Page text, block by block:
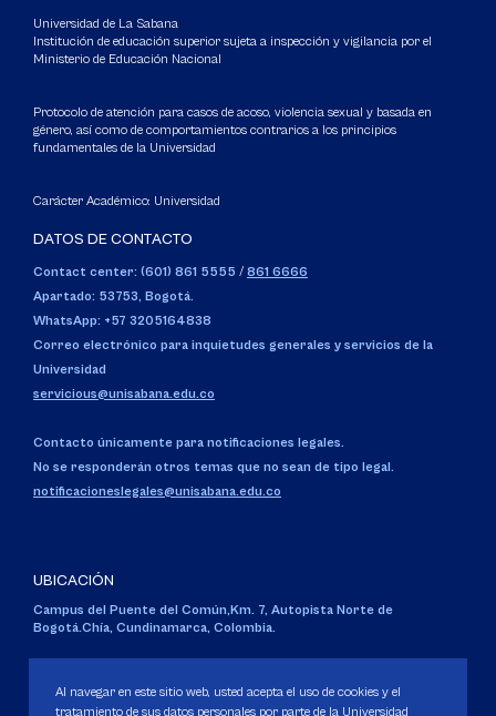
Universidad de La Sabana
Institución de educación superior sujeta a inspección y vigilancia por el
Ministerio de Educación Nacional
Protocolo de atención para casos de acoso, violencia sexual y basada en
género, así como de comportamientos contrarios a los principios
fundamentales de la Universidad
Carácter Académico: Universidad
DATOS DE CONTACTO
Contact center: (601) 861 5555 / 861 6666
Apartado: 53753, Bogotá.
WhatsApp: +57 3205164838
Correo electrónico para inquietudes generales y servicios de la
Universidad
servicious@unisabana.edu.co
Contacto únicamente para notificaciones legales.
No se responderán otros temas que no sean de tipo legal.
notificacioneslegales@unisabana.edu.co
UBICACIÓN
Campus del Puente del Común,Km. 7, Autopista Norte de
Bogotá.Chía, Cundinamarca, Colombia.
Personería Jurídica:Resolución 130 del 14 de enero de 1980.
Ministerio de Educación Nacional.
Al navegar en este sitio web, usted acepta el uso de cookies y el
tratamiento de sus datos personales por parte de la Universidad